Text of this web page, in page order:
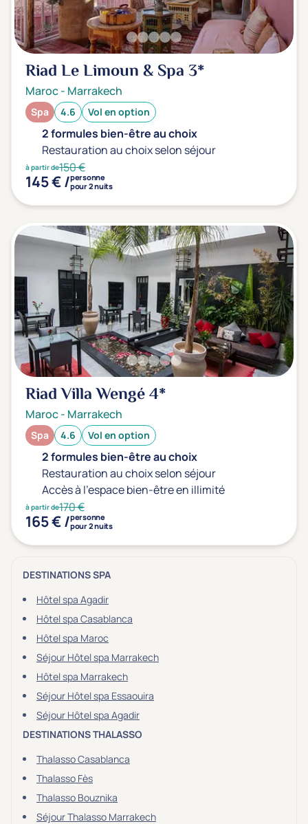
Riad Le Limoun & Spa 3*
Maroc- Marrakech
Spa 4.6 Vol en option
2 formules bien-être au choix
Restauration au choix selon séjour
à partir de150 €
145 € /personne
pour 2 nuits
Riad Villa Wengé4*
Maroc- Marrakech
Spa 4.6 Vol en option
2 formules bien-être au choix
Restauration au choix selon séjour
Accès à l'espace bien-être en illimité
à partir de170 €
165 € /personne
pour 2 nuits
DESTINATIONS SPA
Hôtel spa Agadir
Hôtel spa Casablanca
Hôtel spa Maroc
Séjour Hôtel spa Marrakech
Hôtel spa Marrakech
Séjour Hôtel spa Essaouira
Séjour Hôtel spa Agadir
DESTINATIONS THALASSO
Thalasso Casablanca
Thalasso Fès
Thalasso Bouznika
Séjour Thalasso Marrakech